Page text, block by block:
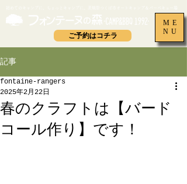
ご予約はコチラ
ME
NU
記事
春のクラフトは【バード
コール作り】です！
fontaine-rangers
2025年2月22日